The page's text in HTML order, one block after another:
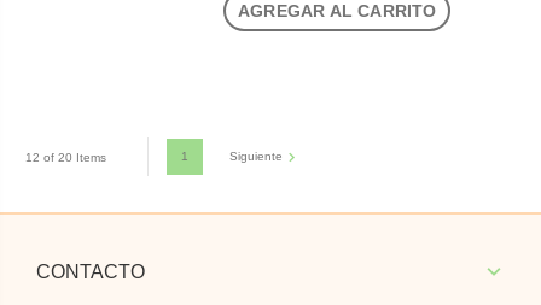
AGREGAR AL CARRITO
12 of 20 Items 1 Siguiente
CONTACTO